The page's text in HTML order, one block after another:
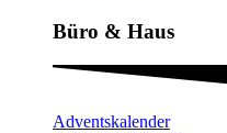
Büro & Haus
Adventskalender